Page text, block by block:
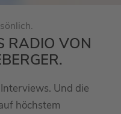
RADIO VON
Und die
höchstem